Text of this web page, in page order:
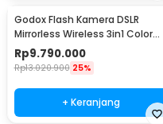
Godox Flash Kamera DSLR
Mirrorless Wireless 3in1 Color
2600mAh 600Ws - AD600Pro II
Rp9.790.000
Rp13.020.900 25%
+ Keranjang